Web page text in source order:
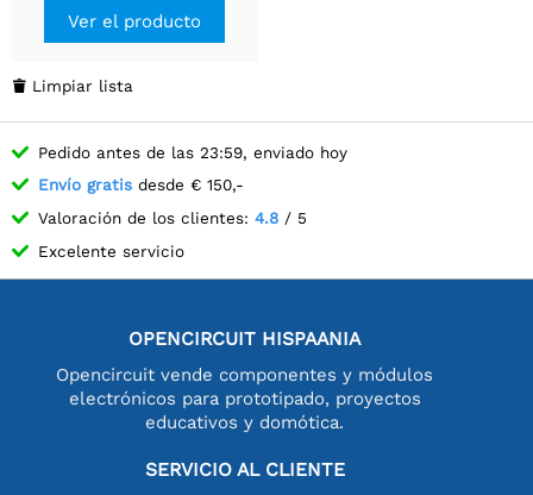
Ver el producto
 Limpiar lista
Pedido antes de las 23:59, enviado hoy
Envío gratis desde € 150,-
Valoración de los clientes: 4.8 / 5
Excelente servicio
OPENCIRCUIT HISPAANIA
Opencircuit vende componentes y módulos
electrónicos para prototipado, proyectos
educativos y domótica.
SERVICIO AL CLIENTE